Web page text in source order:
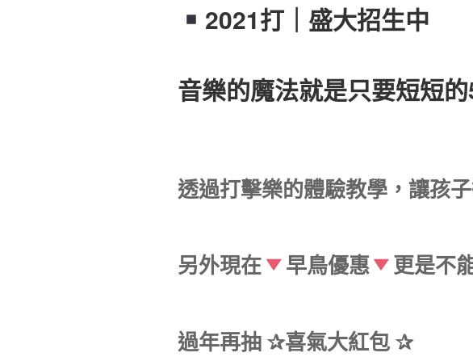
2021打｜盛大招生中
音樂的魔法就是只要短短的
透過打擊樂的體驗教學，讓孩
另外現在 早鳥優惠 更是不
過年再抽 ✰喜氣大紅包 ✰